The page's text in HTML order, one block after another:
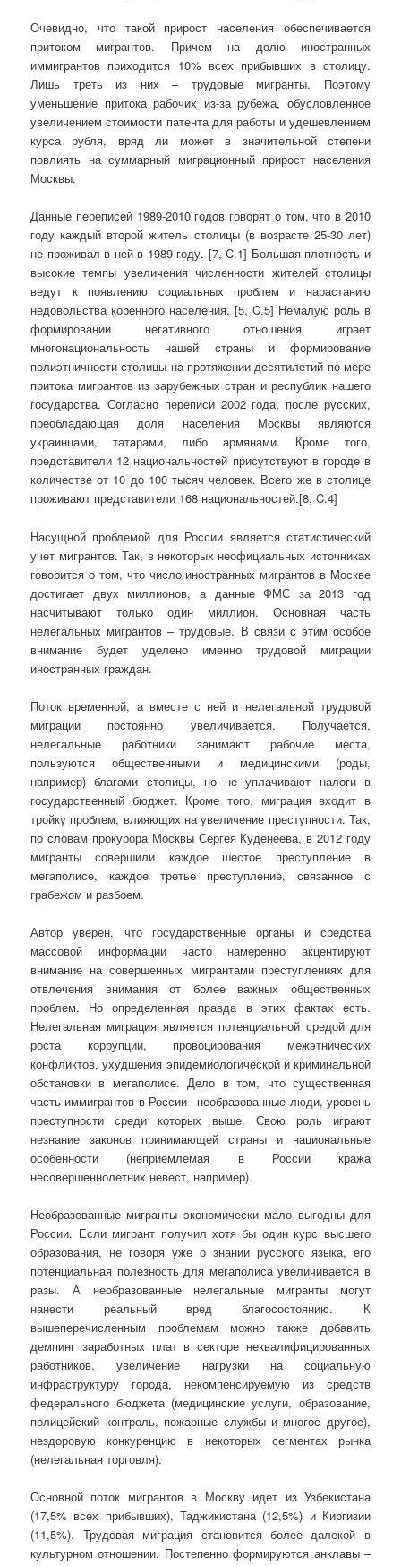
Очевидно, что такой прирост населения обеспечивается
притоком мигрантов. Причем на долю иностранных
иммигрантов приходится 10% всех прибывших в столицу.
Лишь треть из них – трудовые мигранты. Поэтому
уменьшение притока рабочих из-за рубежа, обусловленное
увеличением стоимости патента для работы и удешевлением
курса рубля, вряд ли может в значительной степени
повлиять на суммарный миграционный прирост населения
Москвы.
Данные переписей 1989-2010 годов говорят о том, что в 2010
году каждый второй житель столицы (в возрасте 25-30 лет)
не проживал в ней в 1989 году. [7, C.1] Большая плотность и
высокие темпы увеличения численности жителей столицы
ведут к появлению социальных проблем и нарастанию
недовольства коренного населения. [5, C.5] Немалую роль в
формировании негативного отношения играет
многонациональность нашей страны и формирование
полиэтничности столицы на протяжении десятилетий по мере
притока мигрантов из зарубежных стран и республик нашего
государства. Согласно переписи 2002 года, после русских,
преобладающая доля населения Москвы являются
украинцами, татарами, либо армянами. Кроме того,
представители 12 национальностей присутствуют в городе в
количестве от 10 до 100 тысяч человек. Всего же в столице
проживают представители 168 национальностей.[8, C.4]
Насущной проблемой для России является статистический
учет мигрантов. Так, в некоторых неофициальных источниках
говорится о том, что число иностранных мигрантов в Москве
достигает двух миллионов, а данные ФМС за 2013 год
насчитывают только один миллион. Основная часть
нелегальных мигрантов – трудовые. В связи с этим особое
внимание будет уделено именно трудовой миграции
иностранных граждан.
Поток временной, а вместе с ней и нелегальной трудовой
миграции постоянно увеличивается. Получается,
нелегальные работники занимают рабочие места,
пользуются общественными и медицинскими (роды,
например) благами столицы, но не уплачивают налоги в
государственный бюджет. Кроме того, миграция входит в
тройку проблем, влияющих на увеличение преступности. Так,
по словам прокурора Москвы Сергея Куденеева, в 2012 году
мигранты совершили каждое шестое преступление в
мегаполисе, каждое третье преступление, связанное с
грабежом и разбоем.
Автор уверен, что государственные органы и средства
массовой информации часто намеренно акцентируют
внимание на совершенных мигрантами преступлениях для
отвлечения внимания от более важных общественных
проблем. Но определенная правда в этих фактах есть.
Нелегальная миграция является потенциальной средой для
роста коррупции, провоцирования межэтнических
конфликтов, ухудшения эпидемиологической и криминальной
обстановки в мегаполисе. Дело в том, что существенная
часть иммигрантов в России– необразованные люди, уровень
преступности среди которых выше. Свою роль играют
незнание законов принимающей страны и национальные
особенности (неприемлемая в России кража
несовершеннолетних невест, например).
Необразованные мигранты экономически мало выгодны для
России. Если мигрант получил хотя бы один курс высшего
образования, не говоря уже о знании русского языка, его
потенциальная полезность для мегаполиса увеличивается в
разы. А необразованные нелегальные мигранты могут
нанести реальный вред благосостоянию. К
вышеперечисленным проблемам можно также добавить
демпинг заработных плат в секторе неквалифицированных
работников, увеличение нагрузки на социальную
инфраструктуру города, некомпенсируемую из средств
федерального бюджета (медицинские услуги, образование,
полицейский контроль, пожарные службы и многое другое),
нездоровую конкуренцию в некоторых сегментах рынка
(нелегальная торговля).
Основной поток мигрантов в Москву идет из Узбекистана
(17,5% всех прибывших), Таджикистана (12,5%) и Киргизии
(11,5%). Трудовая миграция становится более далекой в
культурном отношении. Постепенно формируются анклавы –